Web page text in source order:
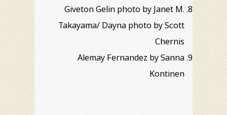
Giveton Gelin photo by Janet M.
Takayama/ Dayna photo by Scott
Chernis
Alemay Fernandez by Sanna
Kontinen